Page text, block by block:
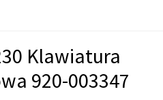
Klawiatura
920-003347